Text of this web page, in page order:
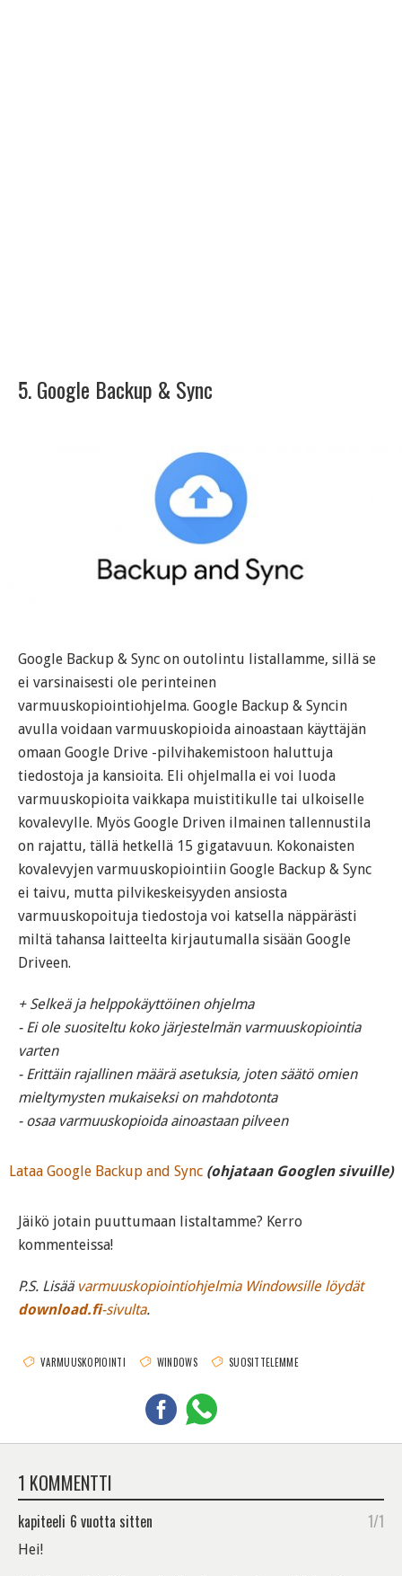
5. Google Backup & Sync
Google Backup & Sync on outolintu listallamme, sillä se
ei varsinaisesti ole perinteinen
varmuuskopiointiohjelma. Google Backup & Syncin
avulla voidaan varmuuskopioida ainoastaan käyttäjän
omaan Google Drive -pilvihakemistoon haluttuja
tiedostoja ja kansioita. Eli ohjelmalla ei voi luoda
varmuuskopioita vaikkapa muistitikulle tai ulkoiselle
kovalevylle. Myös Google Driven ilmainen tallennustila
on rajattu, tällä hetkellä 15 gigatavuun. Kokonaisten
kovalevyjen varmuuskopiointiin Google Backup & Sync
ei taivu, mutta pilvikeskeisyyden ansiosta
varmuuskopoituja tiedostoja voi katsella näppärästi
miltä tahansa laitteelta kirjautumalla sisään Google
Driveen.
+ Selkeä ja helppokäyttöinen ohjelma
- Ei ole suositeltu koko järjestelmän varmuuskopiointia
varten
- Erittäin rajallinen määrä asetuksia, joten säätö omien
mieltymysten mukaiseksi on mahdotonta
- osaa varmuuskopioida ainoastaan pilveen
Lataa Google Backup and Sync (ohjataan Googlen sivuille)
Jäikö jotain puuttumaan listaltamme? Kerro
kommenteissa!
P.S. Lisää varmuuskopiointiohjelmia Windowsille löydät
download.fi-sivulta.
VARMUUSKOPIOINTI WINDOWS SUOSITTELEMME
1 KOMMENTTI
kapiteeli 6 vuotta sitten 1/1
Hei!